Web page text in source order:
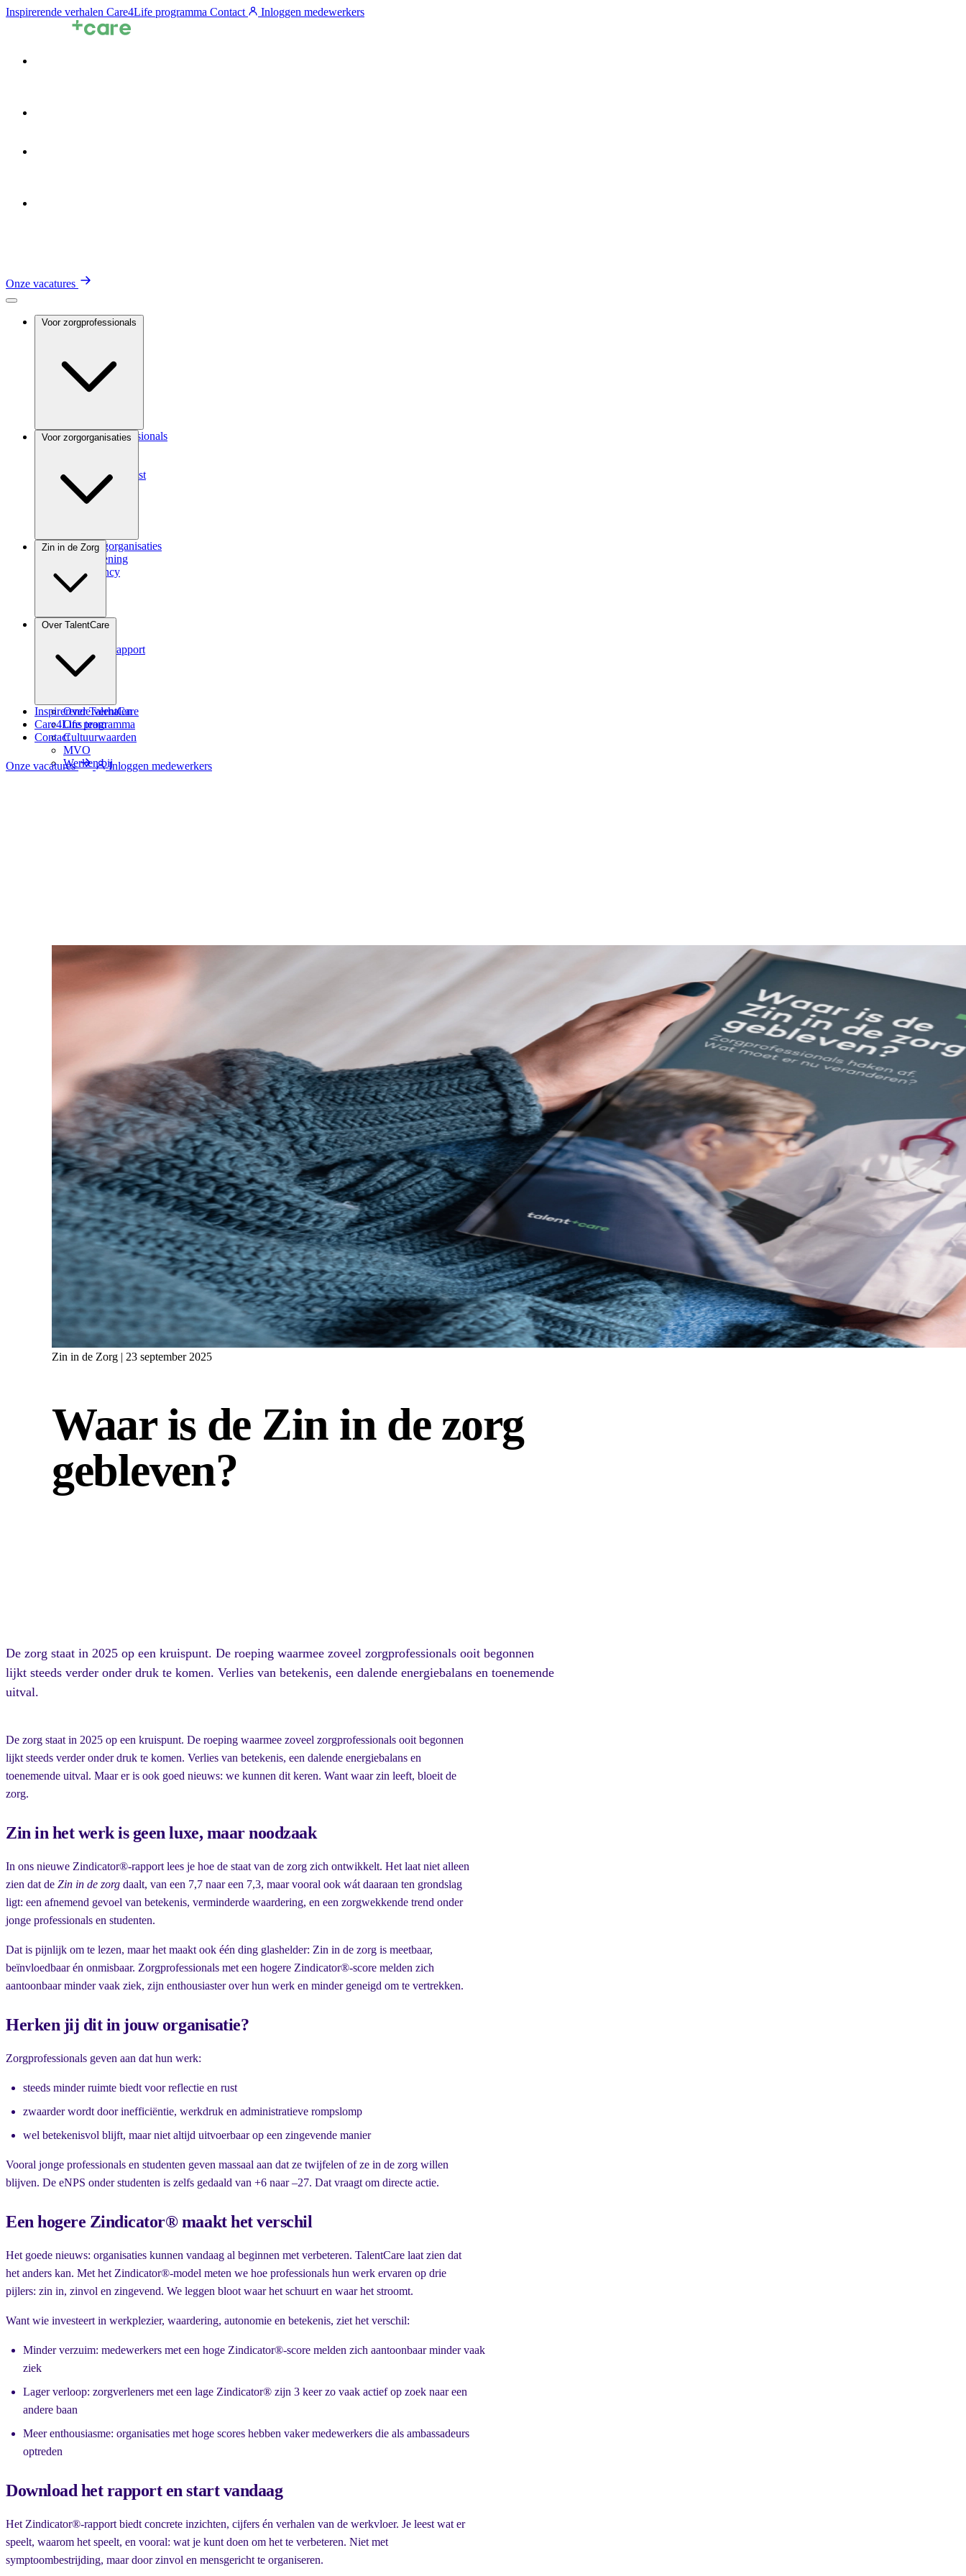
Inspirerende verhalen Care4Life programma Contact Inloggen medewerkers
Onze vacatures
Voor zorgprofessionals
Voor zorgprofessionals
Medisch specialist
Voor zorgorganisaties
Voor zorgorganisaties
Zorgverlening
Consultancy
Zin in de Zorg
Zindicator
Zindicator rapport
Over TalentCare
Over TalentCare
Ons team
Cultuurwaarden
MVO
Werken bij
Inspirerende verhalen
Care4Life programma
Contact
Onze vacatures Inloggen medewerkers
Zin in de Zorg | 23 september 2025
Waar is de Zin in de zorg
gebleven?
De zorg staat in 2025 op een kruispunt. De roeping waarmee zoveel zorgprofessionals ooit begonnen
lijkt steeds verder onder druk te komen. Verlies van betekenis, een dalende energiebalans en toenemende
uitval.
De zorg staat in 2025 op een kruispunt. De roeping waarmee zoveel zorgprofessionals ooit begonnen
lijkt steeds verder onder druk te komen. Verlies van betekenis, een dalende energiebalans en
toenemende uitval. Maar er is ook goed nieuws: we kunnen dit keren. Want waar zin leeft, bloeit de
zorg.
Zin in het werk is geen luxe, maar noodzaak
In ons nieuwe Zindicator®-rapport lees je hoe de staat van de zorg zich ontwikkelt. Het laat niet alleen
zien dat de Zin in de zorg daalt, van een 7,7 naar een 7,3, maar vooral ook wát daaraan ten grondslag
ligt: een afnemend gevoel van betekenis, verminderde waardering, en een zorgwekkende trend onder
jonge professionals en studenten.
Dat is pijnlijk om te lezen, maar het maakt ook één ding glashelder: Zin in de zorg is meetbaar,
beïnvloedbaar én onmisbaar. Zorgprofessionals met een hogere Zindicator®-score melden zich
aantoonbaar minder vaak ziek, zijn enthousiaster over hun werk en minder geneigd om te vertrekken.
Herken jij dit in jouw organisatie?
Zorgprofessionals geven aan dat hun werk:
steeds minder ruimte biedt voor reflectie en rust
zwaarder wordt door inefficiëntie, werkdruk en administratieve rompslomp
wel betekenisvol blijft, maar niet altijd uitvoerbaar op een zingevende manier
Vooral jonge professionals en studenten geven massaal aan dat ze twijfelen of ze in de zorg willen
blijven. De eNPS onder studenten is zelfs gedaald van +6 naar –27. Dat vraagt om directe actie.
Een hogere Zindicator® maakt het verschil
Het goede nieuws: organisaties kunnen vandaag al beginnen met verbeteren. TalentCare laat zien dat
het anders kan. Met het Zindicator®-model meten we hoe professionals hun werk ervaren op drie
pijlers: zin in, zinvol en zingevend. We leggen bloot waar het schuurt en waar het stroomt.
Want wie investeert in werkplezier, waardering, autonomie en betekenis, ziet het verschil:
Minder verzuim: medewerkers met een hoge Zindicator®-score melden zich aantoonbaar minder vaak
ziek
Lager verloop: zorgverleners met een lage Zindicator® zijn 3 keer zo vaak actief op zoek naar een
andere baan
Meer enthousiasme: organisaties met hoge scores hebben vaker medewerkers die als ambassadeurs
optreden
Download het rapport en start vandaag
Het Zindicator®-rapport biedt concrete inzichten, cijfers én verhalen van de werkvloer. Je leest wat er
speelt, waarom het speelt, en vooral: wat je kunt doen om het te verbeteren. Niet met
symptoombestrijding, maar door zinvol en mensgericht te organiseren.